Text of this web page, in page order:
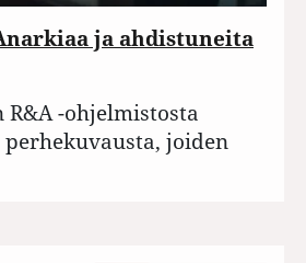
ja ahdistuneita
R&A -ohjelmistosta
joiden